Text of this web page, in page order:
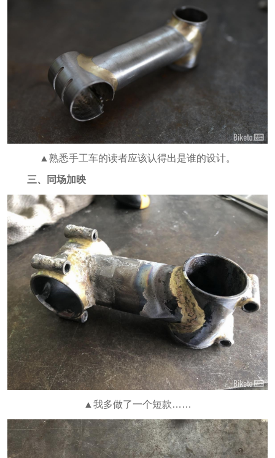
▲熟悉手工车的读者应该认得出是谁的设计。
三、同场加映
▲我多做了一个短款……